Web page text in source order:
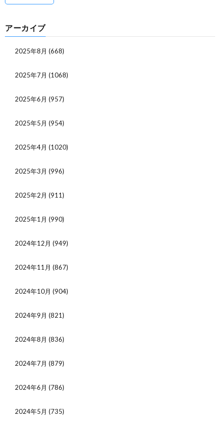
アーカイブ
2025年8月 (668)
2025年7月 (1068)
2025年6月 (957)
2025年5月 (954)
2025年4月 (1020)
2025年3月 (996)
2025年2月 (911)
2025年1月 (990)
2024年12月 (949)
2024年11月 (867)
2024年10月 (904)
2024年9月 (821)
2024年8月 (836)
2024年7月 (879)
2024年6月 (786)
2024年5月 (735)